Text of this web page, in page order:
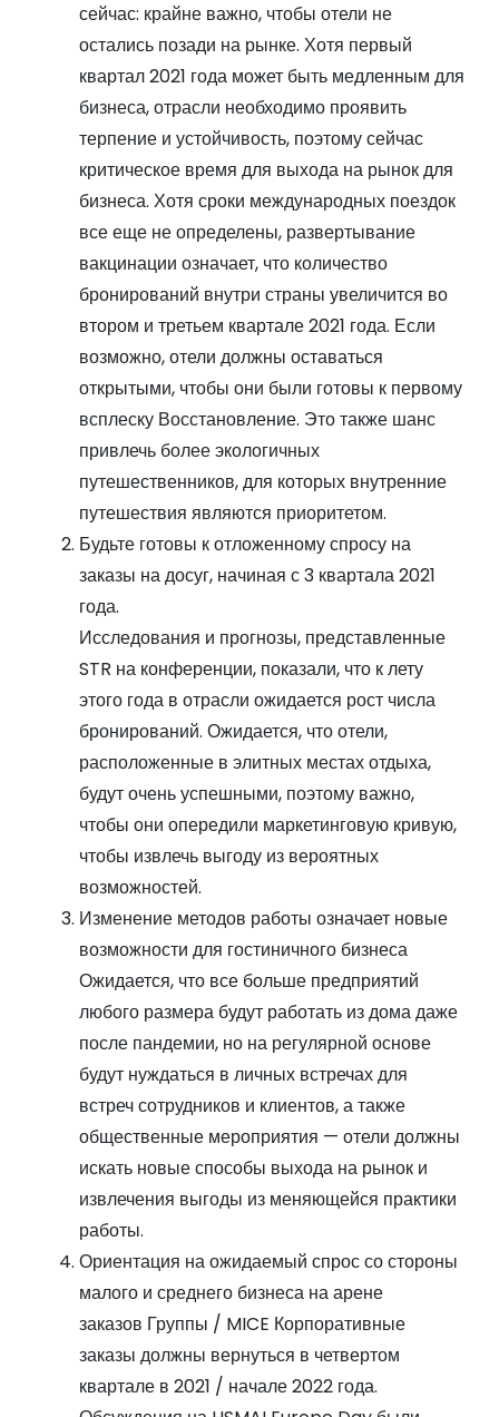
сейчас: крайне важно, чтобы отели не
остались позади на рынке. Хотя первый
квартал 2021 года может быть медленным для
бизнеса, отрасли необходимо проявить
терпение и устойчивость, поэтому сейчас
критическое время для выхода на рынок для
бизнеса. Хотя сроки международных поездок
все еще не определены, развертывание
вакцинации означает, что количество
бронирований внутри страны увеличится во
втором и третьем квартале 2021 года. Если
возможно, отели должны оставаться
открытыми, чтобы они были готовы к первому
всплеску Восстановление. Это также шанс
привлечь более экологичных
путешественников, для которых внутренние
путешествия являются приоритетом.
Будьте готовы к отложенному спросу на
заказы на досуг, начиная с 3 квартала 2021
года.
Исследования и прогнозы, представленные
STR на конференции, показали, что к лету
этого года в отрасли ожидается рост числа
бронирований. Ожидается, что отели,
расположенные в элитных местах отдыха,
будут очень успешными, поэтому важно,
чтобы они опередили маркетинговую кривую,
чтобы извлечь выгоду из вероятных
возможностей.
Изменение методов работы означает новые
возможности для гостиничного бизнеса
Ожидается, что все больше предприятий
любого размера будут работать из дома даже
после пандемии, но на регулярной основе
будут нуждаться в личных встречах для
встреч сотрудников и клиентов, а также
общественные мероприятия — отели должны
искать новые способы выхода на рынок и
извлечения выгоды из меняющейся практики
работы.
Ориентация на ожидаемый спрос со стороны
малого и среднего бизнеса на арене
заказов Группы / MICE Корпоративные
заказы должны вернуться в четвертом
квартале в 2021 / начале 2022 года.